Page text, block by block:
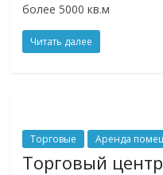
более 5000 кв.м
Читать далее
Торговые Аренда
Торговый